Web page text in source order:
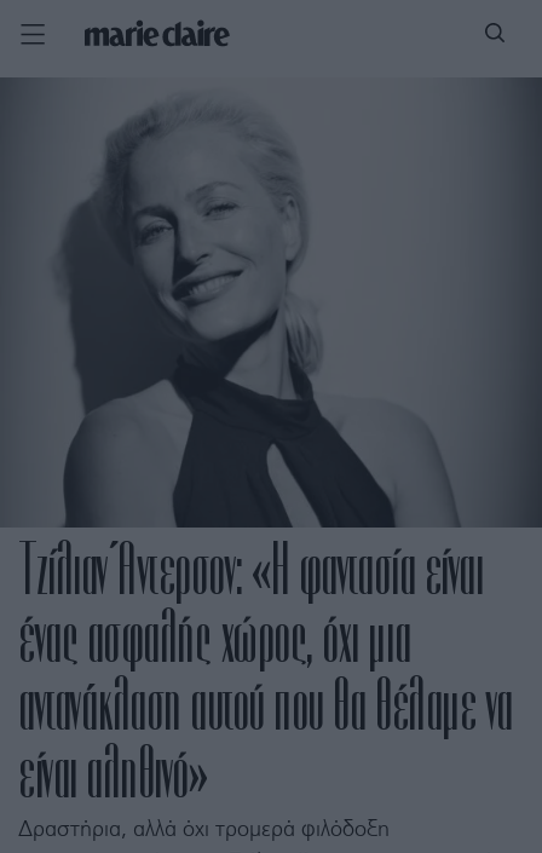
Τζίλιαν Άντερσον: «Η φαντασία είναι
ένας ασφαλής χώρος, όχι μια
αντανάκλαση αυτού που θα θέλαμε να
είναι αληθινό»
Δραστήρια, αλλά όχι τρομερά φιλόδοξη